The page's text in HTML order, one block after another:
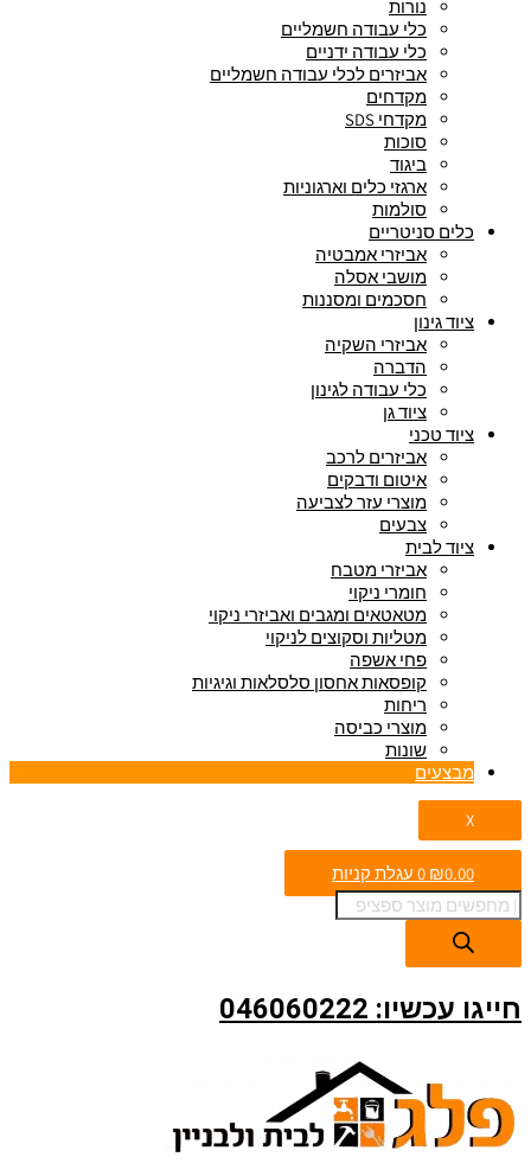
נורות
כלי עבודה חשמליים
כלי עבודה ידניים
אביזרים לכלי עבודה חשמליים
מקדחים
מקדחי SDS
סוכות
ביגוד
ארגזי כלים וארגוניות
סולמות
כלים סניטריים
אביזרי אמבטיה
מושבי אסלה
חסכמים ומסננות
ציוד גינון
אביזרי השקיה
הדברה
כלי עבודה לגינון
ציוד גן
ציוד טכני
אביזרים לרכב
איטום ודבקים
מוצרי עזר לצביעה
צבעים
ציוד לבית
אביזרי מטבח
חומרי ניקוי
מטאטאים ומגבים ואביזרי ניקוי
מטליות וסקוצים לניקוי
פחי אשפה
קופסאות אחסון סלסלאות וגיגיות
ריחות
מוצרי כביסה
שונות
מבצעים
X
₪0.00
0 עגלת קניות
חייגו עכשיו: 046060222